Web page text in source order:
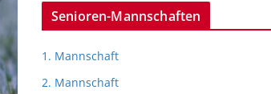
Senioren-Mannschaften
1. Mannschaft
2. Mannschaft